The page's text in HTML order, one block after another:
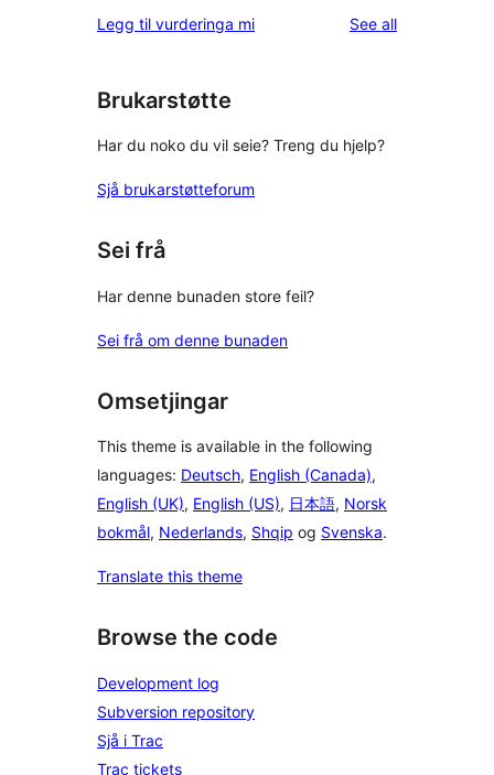
reviews
star
Legg til vurderinga mi See allreviews
Brukarstøtte
Har du noko du vil seie? Treng du hjelp?
Sjå brukarstøtteforum
Sei frå
Har denne bunaden store feil?
Sei frå om denne bunaden
Omsetjingar
This theme is available in the following
languages: Deutsch, English (Canada),
English (UK), English (US), 日本語, Norsk
bokmål, Nederlands, Shqip og Svenska.
Translate this theme
Browse the code
Development log
Subversion repository
Sjå i Trac
Trac tickets